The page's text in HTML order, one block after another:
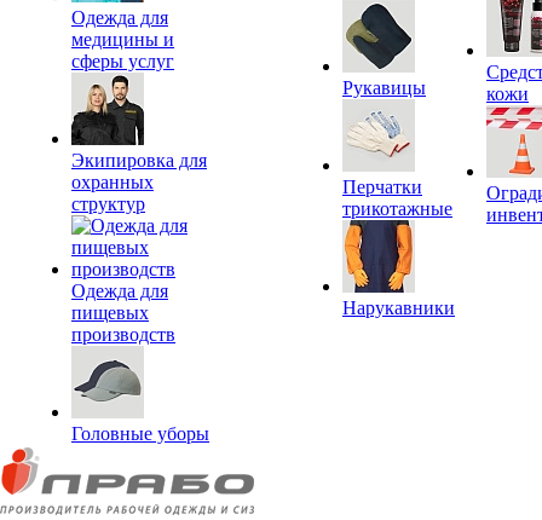
Одежда для
медицины и
сферы услуг
Экипировка для
охранных
структур
Одежда для
пищевых
производств
Головные уборы
Рукавицы
Перчатки
трикотажные
Нарукавники
кожи